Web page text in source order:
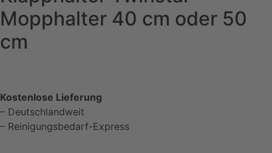
Mopphalter 40 cm oder 50
cm
Kostenlose Lieferung
– Deutschlandweit
– Reinigungsbedarf-Express